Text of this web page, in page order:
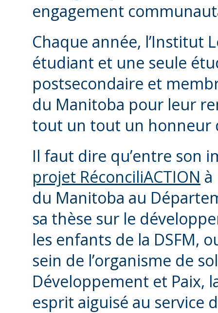
engagement
Chaque année, l’Institut
étudiant et une seule
postsecondaire et
du Manitoba pour leur
tout un tout un honneur
Il faut dire qu’entre son
projet RéconciliACTION à
du Manitoba au
sa thèse sur le
les enfants de la DSFM,
sein de l’organisme de
Développement et Paix,
esprit aiguisé au service